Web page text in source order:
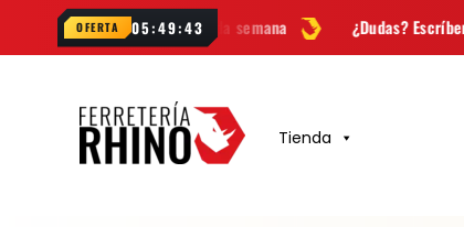
OFERTA 05:49:42
cada semana ¿Dudas? Escríbenos porWhatsApp
Tienda